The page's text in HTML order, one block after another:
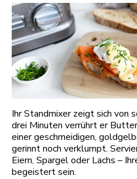
Ihr Standmixer zeigt sich von
drei Minuten verrührt er
einer geschmeidigen,
gerinnt noch verklumpt.
Eiern, Spargel oder Lachs –
begeistert sein.